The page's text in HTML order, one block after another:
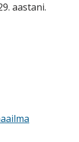
aastani.